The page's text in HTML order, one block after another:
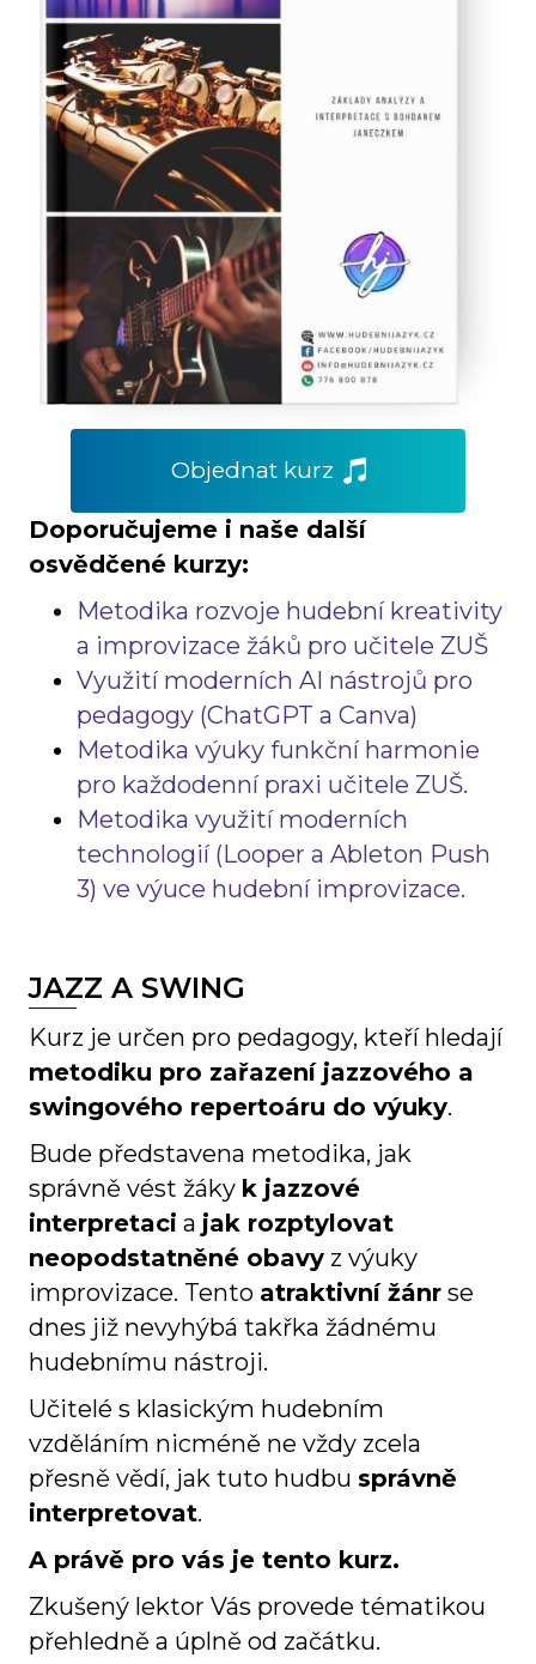
Objednat kurz
Doporučujeme i naše další
osvědčené kurzy:
Metodika rozvoje hudební kreativity
a improvizace žáků pro učitele ZUŠ
Využití moderních AI nástrojů pro
pedagogy (ChatGPT a Canva)
Metodika výuky funkční harmonie
pro každodenní praxi učitele ZUŠ.
Metodika využitímoderních
technologií (Looper a Ableton Push
3) ve výuce hudební improvizace.
JAZZ A SWING
Kurz je určen pro pedagogy, kteří hledají
metodiku pro zařazeníjazzového a
swingového repertoáru do výuky.
Bude představena metodika, jak
správně vést žáky k jazzové
interpretaci a jak rozptylovat
neopodstatněné obavy z výuky
improvizace. Tento atraktivní žánr se
dnes již nevyhýbá takřka žádnému
hudebnímu nástroji.
Učitelé s klasickým hudebním
vzděláním nicméně ne vždy zcela
přesně vědí, jak tuto hudbu správně
interpretovat.
A právě pro vás je tento kurz.
Zkušený lektor Vás provede tématikou
přehledně a úplně od začátku.